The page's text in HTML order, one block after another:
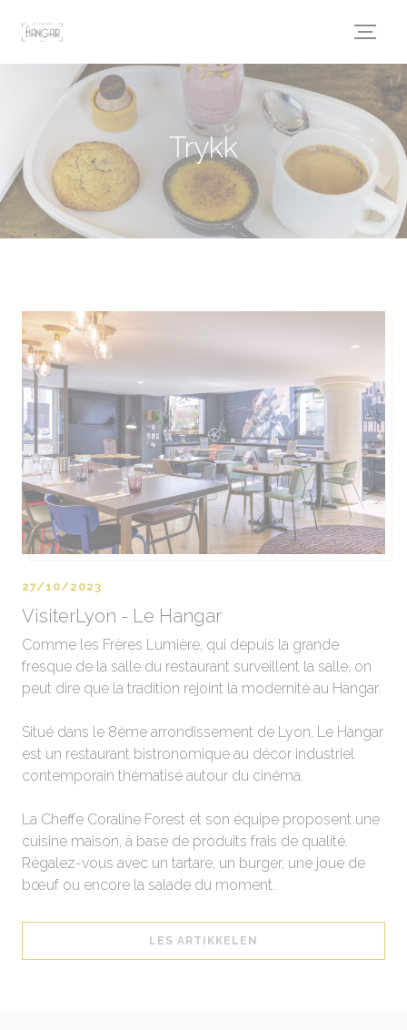
Trykk
VisiterLyon - Le Hangar
27/10/2023
Comme les Frères Lumière, qui depuis la grande
fresque de la salle du restaurant surveillent la salle, on
peut dire que la tradition rejoint la modernité au Hangar.
Situé dans le 8ème arrondissement de Lyon, Le Hangar
est un restaurant bistronomique au décor industriel
contemporain thématisé autour du cinéma.
La Cheffe Coraline Forest et son équipe proposent une
cuisine maison, à base de produits frais de qualité.
Régalez-vous avec un tartare, un burger, une joue de
bœuf ou encore la salade du moment.
LES ARTIKKELEN